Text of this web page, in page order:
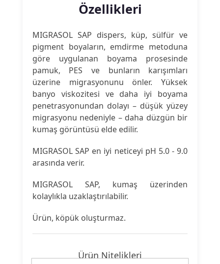
Özellikleri
MIGRASOL SAP dispers, küp, sülfür ve
pigment boyaların, emdirme metoduna
göre uygulanan boyama prosesinde
pamuk, PES ve bunların karışımları
üzerine migrasyonunu önler. Yüksek
banyo viskozitesi ve daha iyi boyama
penetrasyonundan dolayı – düşük yüzey
migrasyonu nedeniyle – daha düzgün bir
kumaş görüntüsü elde edilir.
MIGRASOL SAP en iyi neticeyi pH 5.0 - 9.0
arasında verir.
MIGRASOL SAP, kumaş üzerinden
kolaylıkla uzaklaştırılabilir.
Ürün, köpük oluşturmaz.
Ürün Nitelikleri